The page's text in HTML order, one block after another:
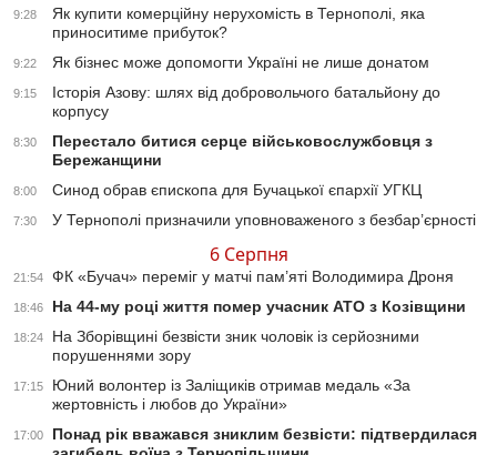
9:28
Як купити комерційну нерухомість в Тернополі, яка
приноситиме прибуток?
9:22 Як бізнес може допомогти Україні не лише донатом
9:15
Історія Азову: шлях від добровольчого батальйону до
корпусу
8:30
Перестало битися серце військовослужбовця з
Бережанщини
8:00 Синод обрав єпископа для Бучацької єпархії УГКЦ
7:30 У Тернополі призначили уповноваженого з безбар’єрності
6 Серпня
21:54 ФК «Бучач» переміг у матчі пам’яті Володимира Дроня
18:46 На 44-му році життя помер учасник АТО з Козівщини
18:24
На Зборівщині безвісти зник чоловік із серйозними
порушеннями зору
17:15
Юний волонтер із Заліщиків отримав медаль «За
жертовність і любов до України»
17:00
Понад рік вважався зниклим безвісти: підтвердилася